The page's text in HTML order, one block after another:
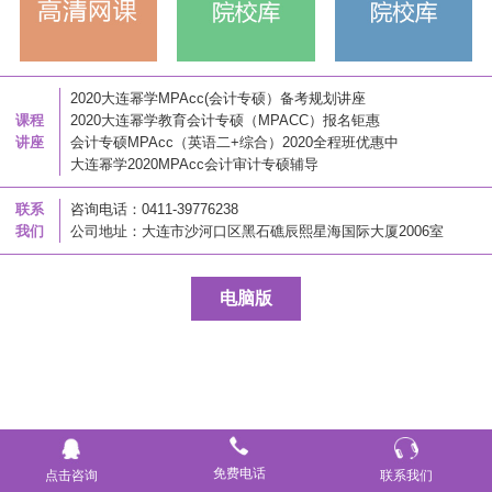
课程
讲座
2020大连幂学MPAcc(会计专硕）备考规划讲座
2020大连幂学教育会计专硕（MPACC）报名钜惠
会计专硕MPAcc（英语二+综合）2020全程班优惠中
大连幂学2020MPAcc会计审计专硕辅导
联系
我们
咨询电话：0411-39776238
公司地址：大连市沙河口区黑石礁辰熙星海国际大厦2006室
电脑版
点击咨询 免费电话 联系我们